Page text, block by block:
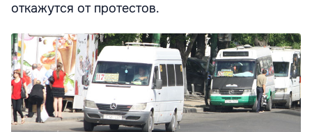
откажутся от протестов.